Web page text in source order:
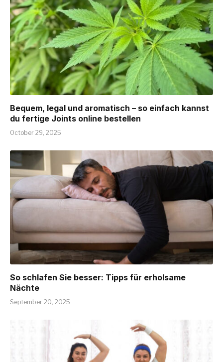
Bequem, legal und aromatisch – so einfach kannst
du fertige Joints online bestellen
October 29, 2025
So schlafen Sie besser: Tipps für erholsame
Nächte
September 20, 2025